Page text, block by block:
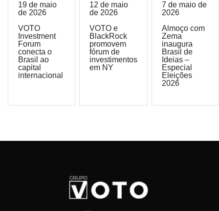
19 de maio
de 2026
VOTO
Investment
Forum
conecta o
Brasil ao
capital
internacional
12 de maio
de 2026
VOTO e
BlackRock
promovem
fórum de
investimentos
em NY
7 de maio de
2026
Almoço com
Zema
inaugura
Brasil de
Ideias –
Especial
Eleições
2026